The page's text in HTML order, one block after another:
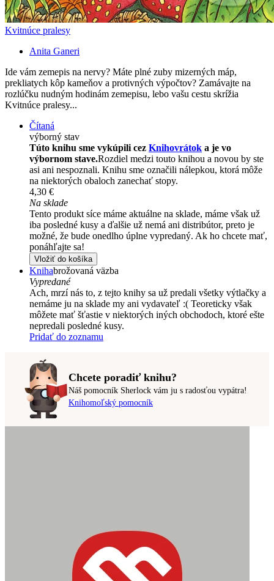
Kvitnúce pralesy
Anita Ganeri
Ide vám zemepis na nervy? Máte plné zuby mizerných máp,
prekliatych kôp kameňov a protivných výpočtov? Zamávajte na
rozlúčku nudným hodinám zemepisu, lebo vašu cestu skrížia
Kvitnúce pralesy...
Čítaná
výborný stav
Túto knihu sme vykúpili cez Knihovrátok a je vo
výbornom stave.Rozdiel medzi touto knihou a novou by ste
asi ani nespoznali. Knihu sme označili nálepkou, ktorá môže
na niektorých obaloch zanechať stopy.
4,30 €
Na sklade
Tento produkt síce máme aktuálne na sklade, máme však už
iba posledné kusy a ďalšie už nemá ani distribútor, preto je
možné, že bude onedlho úplne vypredaný. Ak ho chcete mať,
ponáhľajte sa!
Vložiť do košíka
Knihabrožovaná väzba
Vypredané
Ach, mrzí nás to, z tejto knihy sa už predali všetky výtlačky a
nemáme ju na sklade my ani vydavateľ :( Teoreticky však
môžete mať šťastie v niektorých iných obchodoch, ktoré ešte
nepredali posledné kusy.
Pridať do zoznamu
Chcete poradiť knihu?
Náš pomocník Sherlock vám ju s radosťou vypátra!
Knihomoľský pomocník